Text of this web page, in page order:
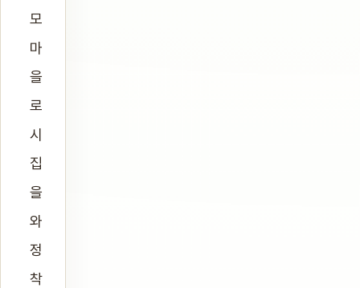
모
마
을
로
시
집
을
와
정
착